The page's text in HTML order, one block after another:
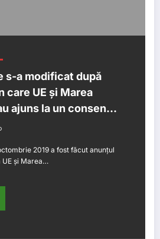
s-a modificat după
care UE și Marea
ajuns la un consens
de Retragere
2019 a fost făcut anunțul
și Marea…